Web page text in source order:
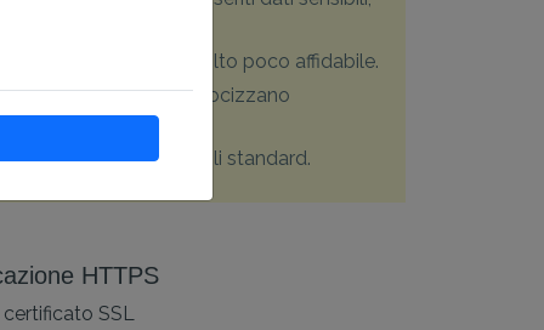
cosa che appare molto poco affidabile.
HTTP/2+3 velocizzano
e il rispetto degli standard.
HTTPS
SSL